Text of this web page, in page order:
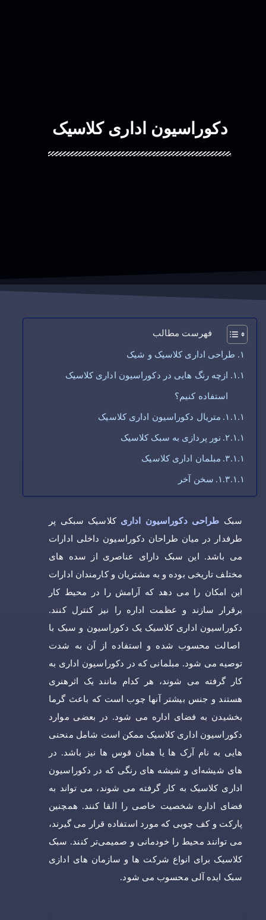
دکوراسیون اداری کلاسیک
فهرست مطالب
طراحی اداری کلاسیک و شیک
ازچه رنگ هایی در دکوراسیون اداری کلاسیک
استفاده کنیم؟
متریال دکوراسیون اداری کلاسیک
نور پردازی به سبک کلاسیک
مبلمان اداری کلاسیک
سخن آخر
سبک طراحی دکوراسیون اداری کلاسیک سبکی پر
طرفدار در میان طراحان دکوراسیون داخلی ادارات
می باشد. این سبک دارای عناصری از سده های
مختلف تاریخی بوده و به مشتریان و کارمندان ادارات
این امکان را می دهد که آرامش را در محیط کار
برقرار سازند و عظمت اداره را نیز کنترل کنند.
دکوراسیون اداری کلاسیک یک دکوراسیون و سبک با
اصالت محسوب شده و استفاده از آن به شدت
توصیه می شود. مبلمانی که در دکوراسیون اداری به
کار گرفته می شوند، هر کدام مانند یک اثرهنری
هستند و جنس بیشتر آنها چوب است که باعث گرما
بخشیدن به فضای اداره می شود. در بعضی موارد
دکوراسیون اداری کلاسیک ممکن است شامل منحنی
هایی به نام آرک ها یا همان قوس ها نیز باشد. در
های شیشه‌ای و شیشه های رنگی که در دکوراسیون
اداری کلاسیک به کار گرفته می شوند، می تواند به
فضای اداره شخصیت خاصی را القا کنند. همچنین
پارکت و کف چوبی که مورد استفاده قرار می گیرند،
می توانند محیط را خودمانی و صمیمی‌تر کنند. سبک
کلاسیک برای انواع شرکت ها و سازمان های ادازی
سبک ایده آلی محسوب می شود.